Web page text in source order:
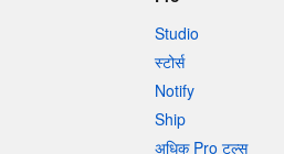
Studio
स्टोर्स
Notify
Ship
अधिक Pro टूल्स